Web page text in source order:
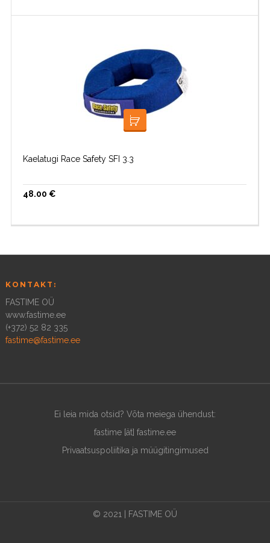
VALI
Kaelatugi Race Safety SFI 3.3
48.00 €
KONTAKT:
FASTIME OÜ
www.fastime.ee
(+372) 52 82 335
fastime@fastime.ee
Ei leia mida otsid? Võta meiega ühendust:
fastime [ät] fastime.ee
Privaatsuspoliitika ja müügitingimused
© 2021 | FASTIME OÜ